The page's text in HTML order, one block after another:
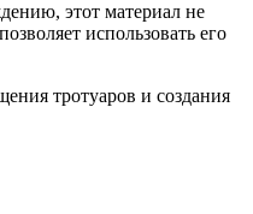
этот материал не
использовать его
тротуаров и создания